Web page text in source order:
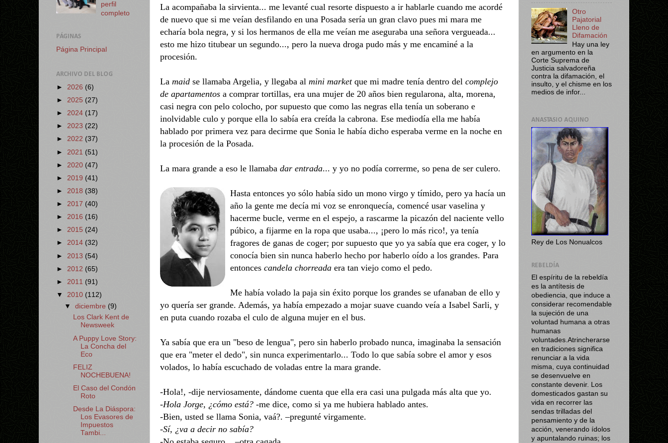
La acompañaba la sirvienta... me levanté cual resorte dispuesto a ir hablarle cuando me acordé
de nuevo que si me veían desfilando en una Posada sería un gran clavo pues mi mara me
echaría bola negra, y si los hermanos de ella me veían me aseguraba una señora vergueada...
esto me hizo titubear un segundo..., pero la nueva droga pudo más y me encaminé a la
procesión.
La maid se llamaba Argelia, y llegaba al mini marketque mi madre tenía dentro del complejo
de apartamentos a comprar tortillas, era una mujer de 20 años bien regularona, alta, morena,
casi negra con pelo colocho, por supuesto que como las negras ella tenía un soberano e
inolvidable culo y porque ella lo sabía era creída la cabrona. Ese mediodía ella me había
hablado por primera vez para decirme que Sonia le había dicho esperaba verme en la noche en
la procesión de la Posada.
La mara grande a eso le llamaba dar entrada... y yo no podía correrme, so pena de ser culero.
Hasta entonces yo sólo había sido un mono virgo y tímido, pero ya hacía un
año la gente me decía mi voz se enronquecía, comencé usar vaselina y
hacerme bucle, verme en el espejo, a rascarme la picazón del naciente vello
púbico, a fijarme en la ropa que usaba..., ¡pero lo más rico!, ya tenía
fragores de ganas de coger; por supuesto que yo ya sabía que era coger, y lo
conocía bien sin nunca haberlo hecho por haberlo oído a los grandes. Para
entonces candela chorreada era tan viejo como el pedo.
Me había volado la paja sin éxito porque los grandes se ufanaban de ello y
yo quería ser grande. Además, ya había empezado a mojar suave cuando veía a Isabel Sarli, y
en puta cuando rozaba el culo de alguna mujer en el bus.
Ya sabía que era un "beso de lengua", pero sin haberlo probado nunca, imaginaba la sensación
que era "meter el dedo", sin nunca experimentarlo... Todo lo que sabía sobre el amor y esos
volados, lo había escuchado de voladas entre la mara grande.
-Hola!, -dije nerviosamente, dándome cuenta que ella era casi una pulgada más alta que yo.
-Hola Jorge, ¿cómo está? -me dice, como si ya me hubiera hablado antes.
-Bien, usted se llama Sonia, vaá?. –pregunté virgamente.
-Sí, ¿va a decir no sabía?
perfil
completo
PÁGINAS
Página Principal
ARCHIVO DEL BLOG
► 2026 (6)
► 2025 (27)
► 2024 (17)
► 2023 (22)
► 2022 (37)
► 2021 (51)
► 2020 (47)
► 2019 (41)
► 2018 (38)
► 2017 (40)
► 2016 (16)
► 2015 (24)
► 2014 (32)
► 2013 (54)
► 2012 (65)
► 2011 (91)
▼ 2010 (112)
▼diciembre (9)
Los Clark Kent de
Newsweek
A Puppy Love Story:
La Concha del
Eco
FELIZ
NOCHEBUENA!
El Caso del Condón
Roto
Desde La Diáspora:
Los Evasores de
Impuestos
Tambi...
Otro
Pajatorial
Lleno de
Difamación
Hay una ley
en argumento en la
Corte Suprema de
Justicia salvadoreña
contra la difamación, el
insulto, y el chisme en los
medios de infor...
ANASTASIO AQUINO
Rey de Los Nonualcos
REBELDÍA
El espíritu de la rebeldía
es la antítesis de
obediencia, que induce a
considerar recomendable
la sujeción de una
voluntad humana a otras
humanas
voluntades.Atrincherarse
en tradiciones significa
renunciar a la vida
misma, cuya continuidad
se desenvuelve en
constante devenir. Los
domesticados gastan su
vida en recorrer las
sendas trilladas del
pensamiento y de la
acción, venerando ídolos
y apuntalando ruinas; los